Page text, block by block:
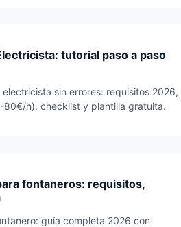
tutorial paso a paso
sin errores: requisitos 2026,
h), checklist y plantilla gratuita.
fontaneros: requisitos,
guía completa 2026 con